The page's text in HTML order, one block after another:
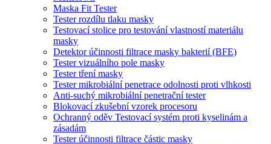
Maska Fit Tester
Tester rozdílu tlaku masky
Testovací stolice pro testování vlastností materiálu
masky
Detektor účinnosti filtrace masky bakterií (BFE)
Tester vizuálního pole masky
Tester tření masky
Tester mikrobiální penetrace odolnosti proti vlhkosti
Anti-suchý mikrobiální penetrační tester
Blokovací zkušební vzorek procesoru
Ochranný oděv Testovací systém proti kyselinám a
zásadám
Tester účinnosti filtrace částic masky